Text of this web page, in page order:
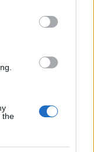
the